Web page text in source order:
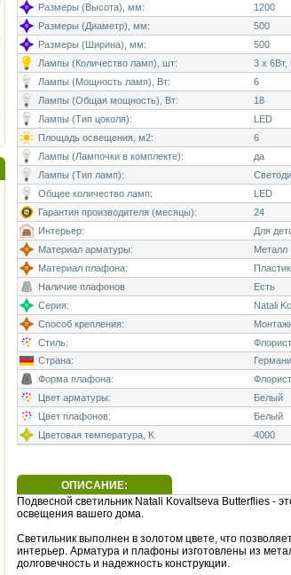
Размеры (Высота), мм:
1200
Размеры (Диаметр), мм:
500
Размеры (Ширина), мм:
500
Лампы (Количество ламп), шт:
3 x 6Вт,
Лампы (Мощность ламп), Вт:
6
Лампы (Общая мощность), Вт:
18
Лампы (Тип цоколя):
LED
Площадь освещения, м2:
6
Лампы (Лампочки в комплекте):
да
Лампы (Тип ламп):
Общее количество ламп:
LED
Гарантия производителя (месяцы):
24
Интерьер:
Для
Материал арматуры:
Металл
Материал плафона:
Пластик
Наличие плафонов
Есть
Серия:
Natali
Способ крепления:
Стиль:
Страна:
Форма плафона:
Цвет арматуры:
Белый
Цвет плафонов:
Белый
Цветовая температура, K
4000
ОПИСАНИЕ:
Подвесной светильник Natali Kovaltseva Butterflies -
освещения вашего дома.
Светильник выполнен в золотом цвете, что
интерьер. Арматура и плафоны изготовлены из
долговечность и надежность конструкции.